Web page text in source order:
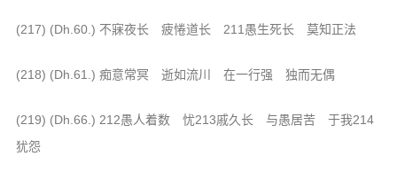
音频视频
弘法书籍
(217) (Dh.60.) 不寐夜长 疲惓道长 211愚生死长 莫知正法
(218) (Dh.61.) 痴意常冥 逝如流川 在一行强 独而无偶
(219) (Dh.66.) 212愚人着数 忧213戚久长 与愚居苦 于我214
犹怨